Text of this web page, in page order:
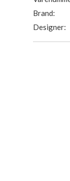
Brand:
Designer: